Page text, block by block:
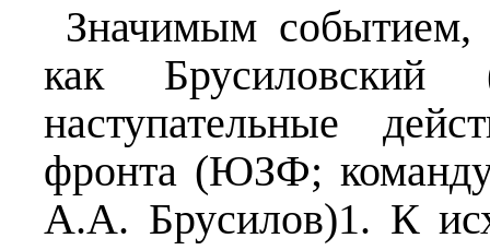
Значимым
как
наступательные
фронта (ЮЗФ;
А.А. Брусилов)1. К